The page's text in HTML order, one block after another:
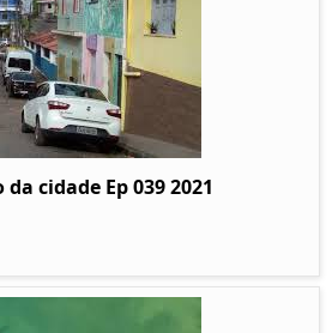
cidade Ep 039 2021